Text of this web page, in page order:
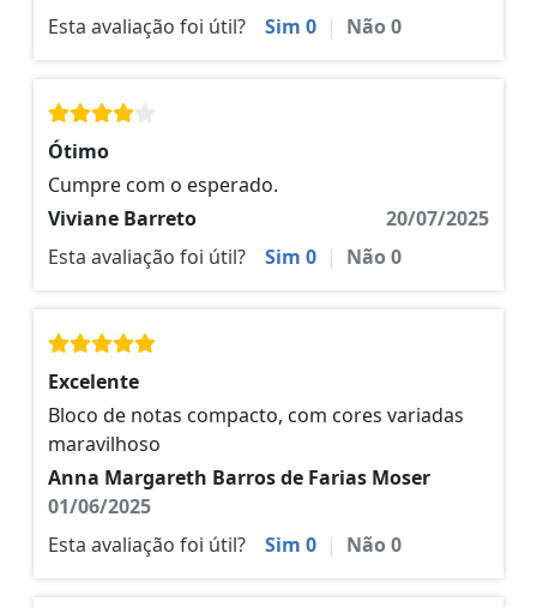
Esta avaliação foi útil?
Sim 0 | Não0
Ótimo
Cumpre com o esperado.
Viviane Barreto
20/07/2025
Esta avaliação foi útil?
Sim 0 | Não0
Excelente
Bloco de notas compacto, com cores variadas
maravilhoso
Anna Margareth Barros de Farias Moser
01/06/2025
Esta avaliação foi útil?
Sim 0 | Não0